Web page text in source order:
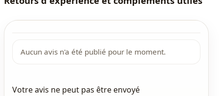
Aucun avis n'a été publié pour le moment.
Votre avis ne peut pas être envoyé